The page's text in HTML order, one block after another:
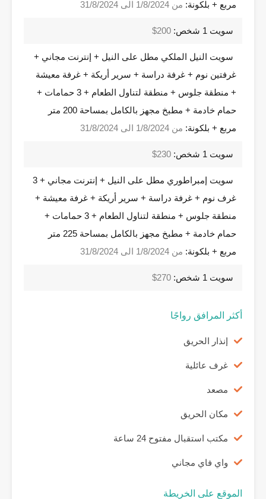
مربع + بلكونة: من 1/8/2024 الى 31/8/2024
سويت 1 شخص: 200$
سويت النيل الملكي مطل على النيل + إنترنت مجاني +
غرفتين نوم + غرفة دراسة + سرير أريكة + غرفة معيشة
+ منطقة جلوس + منطقة لتناول الطعام + 3 حمامات +
حمام خادمة + مطبخ مجهز بالكامل بمساحة 200 متر
مربع + بلكونة: من 1/8/2024 الى 31/8/2024
سويت 1 شخص: 230$
سويت إمبراطوري مطل على النيل + إنترنت مجاني + 3
غرف نوم + غرفة دراسة + سرير أريكة + غرفة معيشة +
منطقة جلوس + منطقة لتناول الطعام + 3 حمامات +
حمام خادمة + مطبخ مجهز بالكامل بمساحة 225 متر
مربع + بلكونة: من 1/8/2024 الى 31/8/2024
سويت 1 شخص: 270$
أكثر المرافق رواجًا
إنذار الحريق
غرف عائلية
مصعد
مكان الحريق
مكتب استقبال مفتوح 24 ساعة
واي فاي مجاني
الموقع على الخريطة